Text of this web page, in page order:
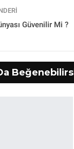
Güvenilir Mi ?